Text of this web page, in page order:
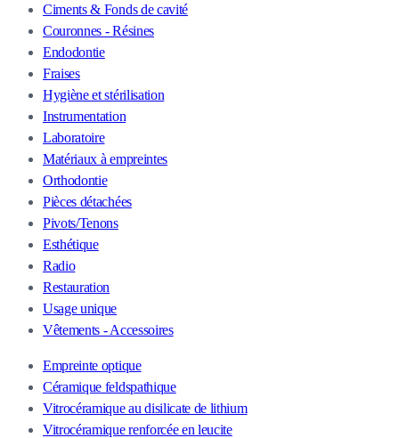
Ciments & Fonds de cavité
Couronnes - Résines
Endodontie
Fraises
Hygiène et stérilisation
Instrumentation
Laboratoire
Matériaux à empreintes
Orthodontie
Pièces détachées
Pivots/Tenons
Esthétique
Radio
Restauration
Usage unique
Vêtements - Accessoires
Empreinte optique
Céramique feldspathique
Vitrocéramique au disilicate de lithium
Vitrocéramique renforcée en leucite